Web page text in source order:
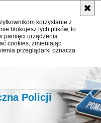
korzystanie z
blokujesz tych plików, to
pamięci urządzenia.
cookies, zmieniając
przeglądarki oznacza
Policji